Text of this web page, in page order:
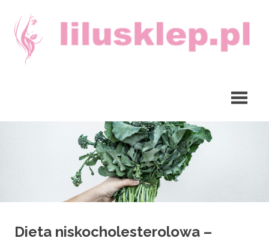
content
Dieta niskocholesterolowa –